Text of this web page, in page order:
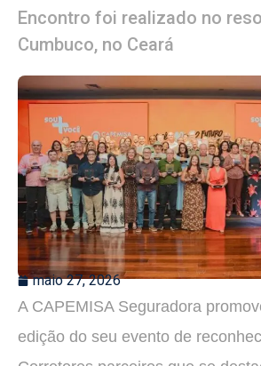
Encontro foi realizado no
Cumbuco, no Ceará
maio 27, 2026
A CAPEMISA Seguradora
edição do seu evento de